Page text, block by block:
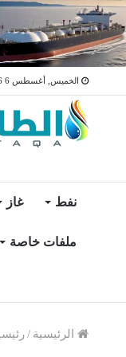
الخميس, أغسطس 6 2026
نفط غاز
ملفات خاصة
الرئيسية /